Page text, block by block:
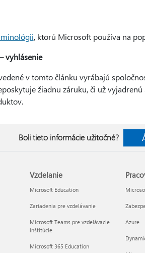
, ktorú Microsoft používa na
vyhlásenie
v tomto článku vyrábajú
žiadnu záruku, či už
Boli tieto informácie užitočné?
Vzdelanie
Microsoft Education
Zariadenia pre vzdelávanie
Microsoft Teams pre vzdelávacie
inštitúcie
Microsoft 365 Education
Azure